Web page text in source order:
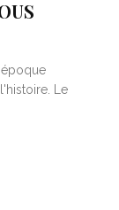
époque
Le